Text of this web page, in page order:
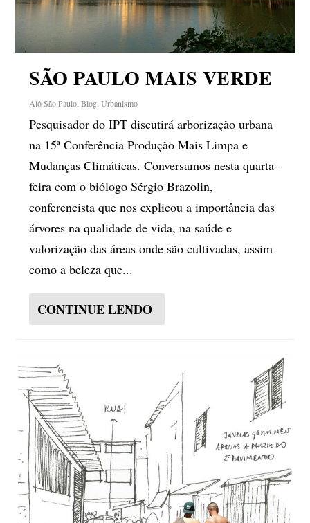
SÃO PAULO MAIS VERDE
Alô São Paulo ,Blog ,Urbanismo
Pesquisador do IPT discutirá arborização urbana
na 15ª Conferência Produção Mais Limpa e
Mudanças Climáticas. Conversamos nesta quarta-
feira com o biólogo Sérgio Brazolin,
conferencista que nos explicou a importância das
árvores na qualidade de vida, na saúde e
valorização das áreas onde são cultivadas, assim
como a beleza que...
CONTINUE LENDO